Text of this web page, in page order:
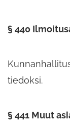
§ 440
tiedoksi.
§ 441 Muut